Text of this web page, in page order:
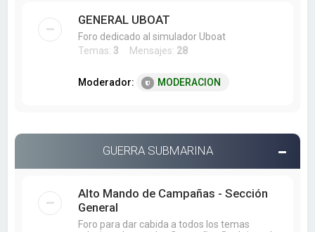
GENERAL UBOAT
Foro dedicado al simulador Uboat
Temas: 3 Mensajes: 28
Moderador: MODERACION
GUERRA SUBMARINA
Alto Mando de Campañas - Sección
General
Foro para dar cabida a todos los temas